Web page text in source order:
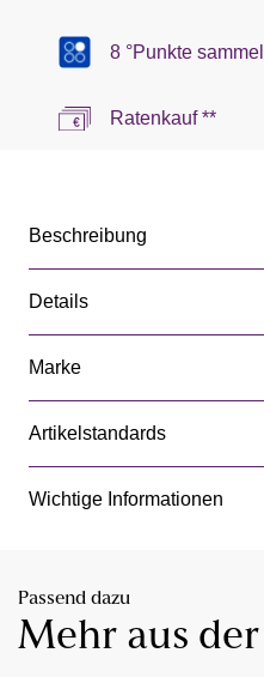
8 °Punkte
Ratenkauf **
Beschreibung
Details
Marke
Artikelstandards
Wichtige Informationen
Passend dazu
Mehr aus der